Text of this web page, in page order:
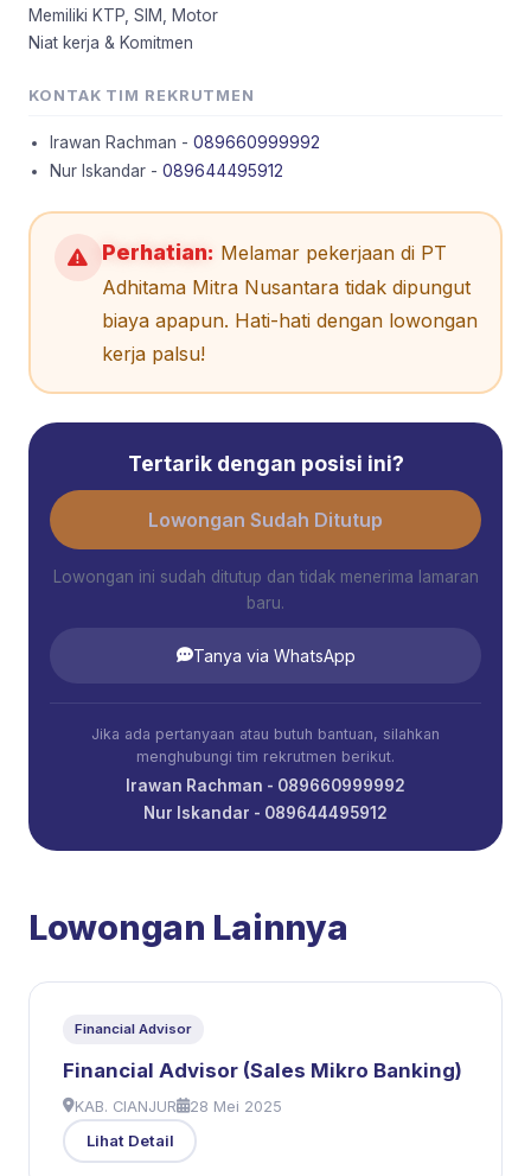
Memiliki KTP, SIM, Motor
Niat kerja & Komitmen
KONTAK TIM REKRUTMEN
Irawan Rachman - 089660999992
Nur Iskandar - 089644495912
Perhatian: Melamar pekerjaan di PT
Adhitama Mitra Nusantara tidak dipungut
biaya apapun. Hati-hati dengan lowongan
kerja palsu!
Tertarik dengan posisi ini?
Lowongan Sudah Ditutup
Lowongan ini sudah ditutup dan tidak menerima lamaran
baru.
Tanya via WhatsApp
Jika ada pertanyaan atau butuh bantuan, silahkan
menghubungi tim rekrutmen berikut.
Irawan Rachman - 089660999992
Nur Iskandar - 089644495912
Lowongan Lainnya
Financial Advisor
Financial Advisor (Sales Mikro Banking)
KAB. CIANJUR 28 Mei 2025
Lihat Detail